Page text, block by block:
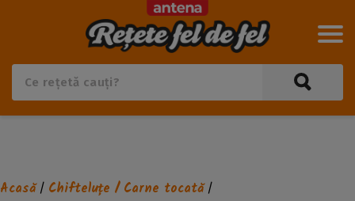
Acasă/ Chifteluțe / Carne tocată/